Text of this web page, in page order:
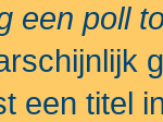
een poll
een titel